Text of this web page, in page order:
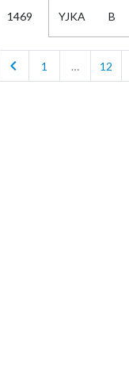
1469 YJKA B
chevron_left 1 … 12